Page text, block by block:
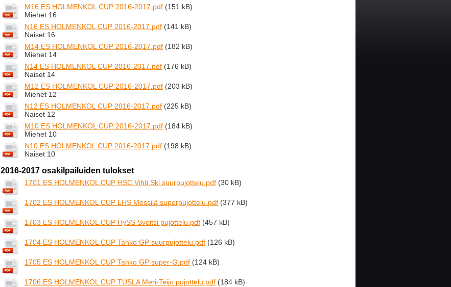
M16 ES HOLMENKOL CUP 2016-2017.pdf (151 kB)
Miehet 16
N16 ES HOLMENKOL CUP 2016-2017.pdf (141 kB)
Naiset 16
M14 ES HOLMENKOL CUP 2016-2017.pdf (182 kB)
Miehet 14
N14 ES HOLMENKOL CUP 2016-2017.pdf (176 kB)
Naiset 14
M12 ES HOLMENKOL CUP 2016-2017.pdf (203 kB)
Miehet 12
N12 ES HOLMENKOL CUP 2016-2017.pdf (225 kB)
Naiset 12
M10 ES HOLMENKOL CUP 2016-2017.pdf (184 kB)
Miehet 10
N10 ES HOLMENKOL CUP 2016-2017.pdf (198 kB)
Naiset 10
2016-2017 osakilpailuiden tulokset
1701 ES HOLMENKOL CUP HSC Vihti Ski suurpujottelu.pdf (30 kB)
1702 ES HOLMENKOL CUP LHS Messilä superpujottelu.pdf (377 kB)
1703 ES HOLMENKOL CUP HySS Sveitsi pujottelu.pdf (457 kB)
1704 ES HOLMENKOL CUP Tahko GP suurpujottelu.pdf (126 kB)
1705 ES HOLMENKOL CUP Tahko GP super-G.pdf (124 kB)
1706 ES HOLMENKOL CUP TUSLA Meri-Teijo pujottelu.pdf (184 kB)